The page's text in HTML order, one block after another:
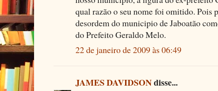
qual razão o seu nome foi omitido. Pois
desordem do municipio de Jaboatão
do Prefeito Geraldo Melo.
22 de janeiro de 2009 às 06:49
JAMES DAVIDSONdisse...